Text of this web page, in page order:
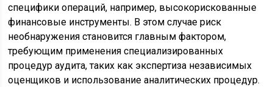
специфики операций, например, высокорискованные
финансовые инструменты. В этом случае риск
необнаружения становится главным фактором,
требующим применения специализированных
процедур аудита, таких как экспертиза независимых
оценщиков и использование аналитических процедур.